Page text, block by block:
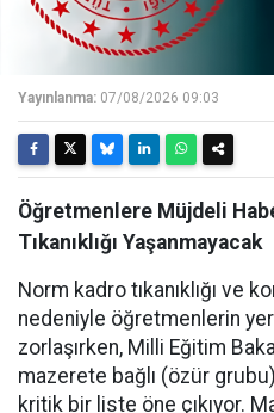
Yayınlanma: 07/08/2026 09:03
Öğretmenlere Müjdeli
Tıkanıklığı Yaşanmayacak
Norm kadro tıkanıklığı ve
nedeniyle öğretmenlerin
zorlaşırken, Milli Eğitim
mazerete bağlı (özür
kritik bir liste öne çıkıyor.